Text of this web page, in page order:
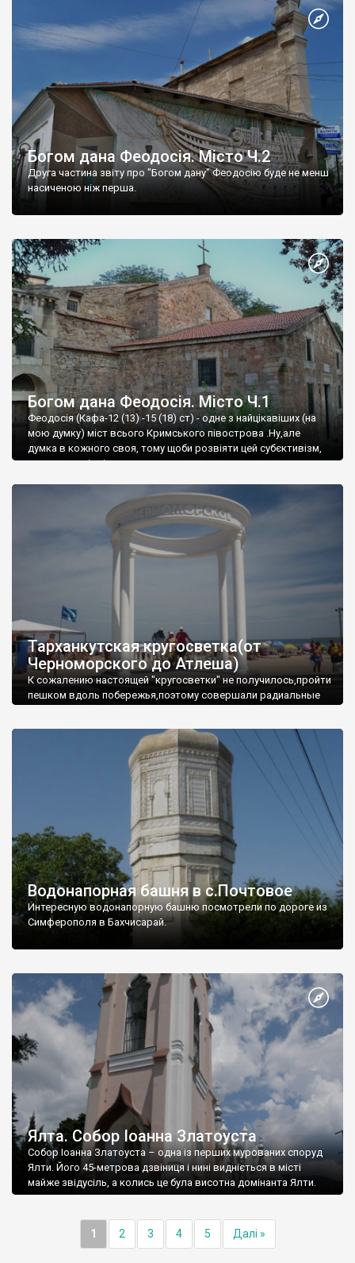
Богом дана Феодосія. Місто Ч.2
Друга частина звіту про "Богом дану" Феодосію буде не менш
насиченою ніж перша.
Богом дана Феодосія. Місто Ч.1
Феодосія (Кафа-12 (13) -15 (18) ст) - одне з найцікавіших (на
мою думку) міст всього Кримського півострова .Ну,але
думка в кожного своя, тому щоби розвіяти цей субєктивізм,
запрошую відвідати це
Тарханкутская кругосветка(от
Черноморского до Атлеша)
К сожалению настоящей "кругосветки" не получилось,пройти
пешком вдоль побережья,поэтому совершали радиальные
Водонапорная башня в с.Почтовое
Интересную водонапорную башню посмотрели по дороге из
Симферополя в Бахчисарай.
Ялта. Собор Іоанна Златоуста
Собор Іоанна Златоуста – одна із перших мурованих споруд
Ялти. Його 45-метрова дзвіниця і нині видніється в місті
майже звідусіль, а колись це була висотна домінанта Ялти.
1 2 3 4 5 Далі »